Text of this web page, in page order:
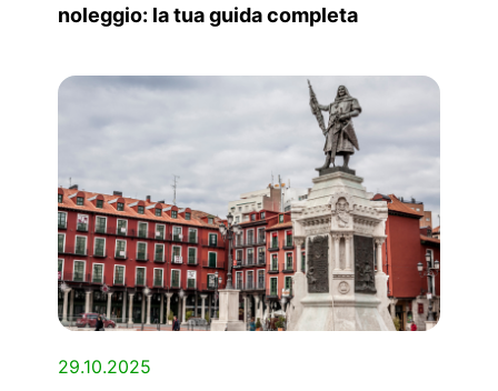
noleggio: la tua guida completa
29.10.2025